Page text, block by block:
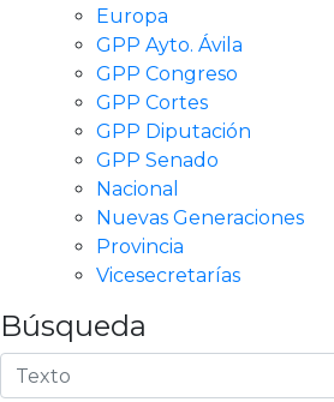
Europa
GPP Ayto. Ávila
GPP Congreso
GPP Cortes
GPP Diputación
GPP Senado
Nacional
Nuevas Generaciones
Provincia
Vicesecretarías
Búsqueda